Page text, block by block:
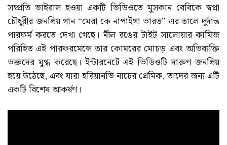
সম্প্রতি ভাইরাল হওয়া একটি ভিডিওতে মুসকান বেবিকে স্বপ্না
চৌধুরীর জনপ্রিয় গান “মেরা কে নাপাইগা ভারত” এর তালে দুর্দান্ত
পারফর্ম করতে দেখা গেছে। নীল রঙের টাইট সালোয়ার কামিজ
পরিহিত এই পারফরমেন্সে তার কোমরের মোচড় এবং অভিব্যক্তি
ভক্তদের মুগ্ধ করেছে। ইন্টারনেটে এই ভিডিওটি দারুণ জনপ্রিয়
হয়ে উঠেছে, এবং যারা হরিয়ানভি নাচের প্রেমিক, তাদের জন্য এটি
একটি বিশেষ আকর্ষণ।